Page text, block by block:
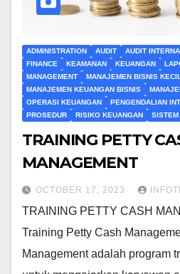
ADMINISTRATION AUDIT AUDIT
FINANCE
KEAMANAN KEUANGAN
MANAGEMENT
MANAJEMEN BISNIS
MANAJEMEN KEUANGAN BISNIS
OPERASI KEUANGAN
PENGENDALIAN
PROSEDUR
RISIKO KEUANGAN SISTEM
TRAINING PETTY
MANAGEMENT
OCTOBER 17, 2023
TRAINING PETTY CASH
Training Petty Cash
Management adalah program